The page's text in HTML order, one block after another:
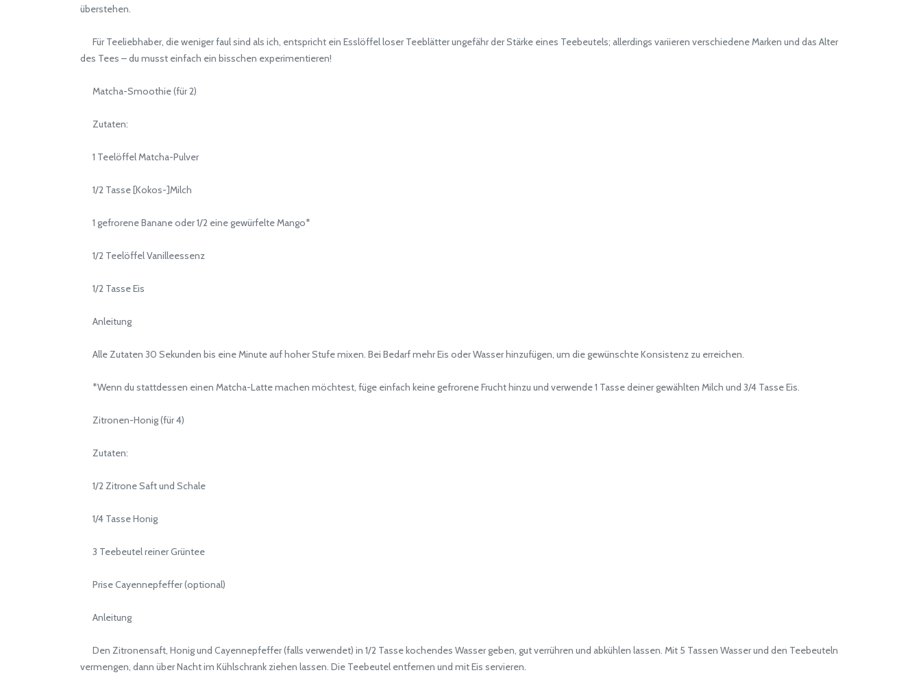
überstehen.
Für Teeliebhaber, die weniger faul sind als ich, entspricht ein Esslöffel loser Teeblätter ungefähr der Stärke eines Teebeutels; allerdings variieren verschiedene Marken und das Alter
des Tees – du musst einfach ein bisschen experimentieren!
Matcha-Smoothie (für 2)
Zutaten:
1 Teelöffel Matcha-Pulver
1/2 Tasse [Kokos-]Milch
1 gefrorene Banane oder 1/2 eine gewürfelte Mango*
1/2 Teelöffel Vanilleessenz
1/2 Tasse Eis
Anleitung
Alle Zutaten 30 Sekunden bis eine Minute auf hoher Stufe mixen. Bei Bedarf mehr Eis oder Wasser hinzufügen, um die gewünschte Konsistenz zu erreichen.
*Wenn du stattdessen einen Matcha-Latte machen möchtest, füge einfach keine gefrorene Frucht hinzu und verwende 1 Tasse deiner gewählten Milch und 3/4 Tasse Eis.
Zitronen-Honig (für 4)
Zutaten:
1/2 Zitrone Saft und Schale
1/4 Tasse Honig
3 Teebeutel reiner Grüntee
Prise Cayennepfeffer (optional)
Anleitung
Den Zitronensaft, Honig und Cayennepfeffer (falls verwendet) in 1/2 Tasse kochendes Wasser geben, gut verrühren und abkühlen lassen. Mit 5 Tassen Wasser und den Teebeuteln
vermengen, dann über Nacht im Kühlschrank ziehen lassen. Die Teebeutel entfernen und mit Eis servieren.